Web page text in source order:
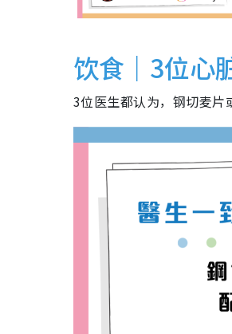
饮食｜3位心
3位医生都认为，钢切麦片